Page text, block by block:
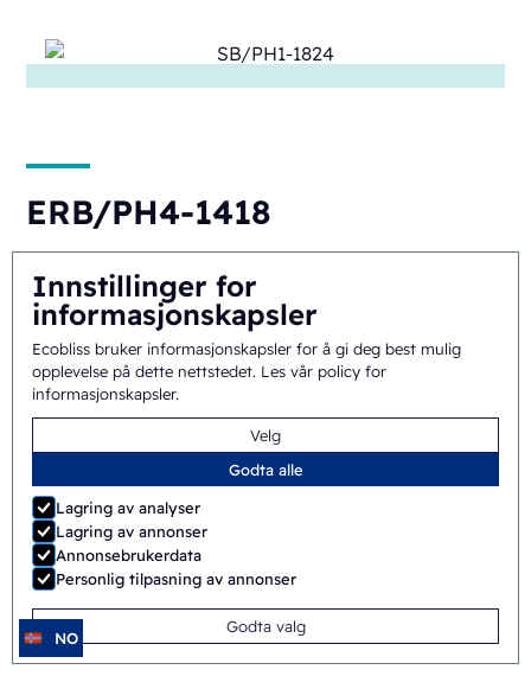
Innstillinger for
informasjonskapsler
Ecobliss bruker informasjonskapsler for å gi deg best mulig
opplevelse på dette nettstedet. Les vår policy for
informasjonskapsler.
Velg
Godta alle
Lagring av analyser
Lagring av annonser
Annonsebrukerdata
Personlig tilpasning av annonser
Godta valg
ERB/PH4-1418
Halvautomatisk Roterende
SB/PH1-1418
Manuell Shuttle
NO